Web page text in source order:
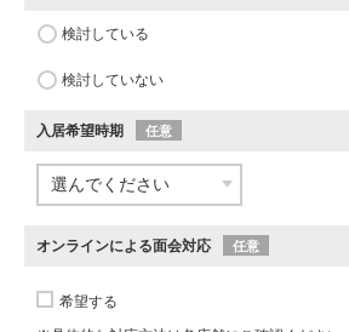
検討している
検討していない
入居希望時期 任意
オンラインによる面会対応 任意
希望する